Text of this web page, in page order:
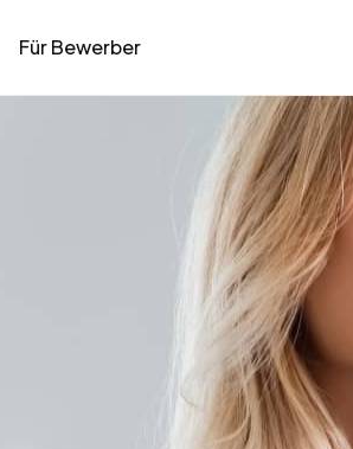
Für Bewerber